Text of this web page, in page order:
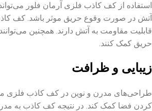
استفاده از کف کاذب فلزی آرمان فلور
آتش در صورت وقوع حریق موثر باشد. کف
قابلیت مقاومت به آتش دارند. همچنین
حریق کمک کنند.
زیبایی و ظرافت
طراحی‌های مدرن و نوین در کف کاذب فلزی
کردن فضا کمک کند. در نتیجه کف کاذب به